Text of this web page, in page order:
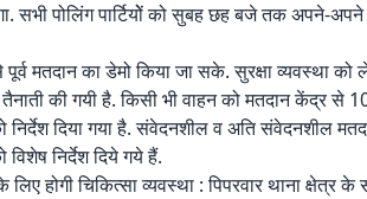
सभी पोलिंग पार्टियोें को सुबह छह बजे तक अपने-अपने
पूर्व मतदान का डेमो किया जा सके. सुरक्षा व्यवस्था
की गयी है. किसी भी वाहन को मतदान केंद्र से
निर्देश दिया गया है. संवेदनशील व अति संवेदनशील
विशेष निर्देश दिये गये हैं.
लिए होगी चिकित्सा व्यवस्था : पिपरवार थाना क्षेत्र